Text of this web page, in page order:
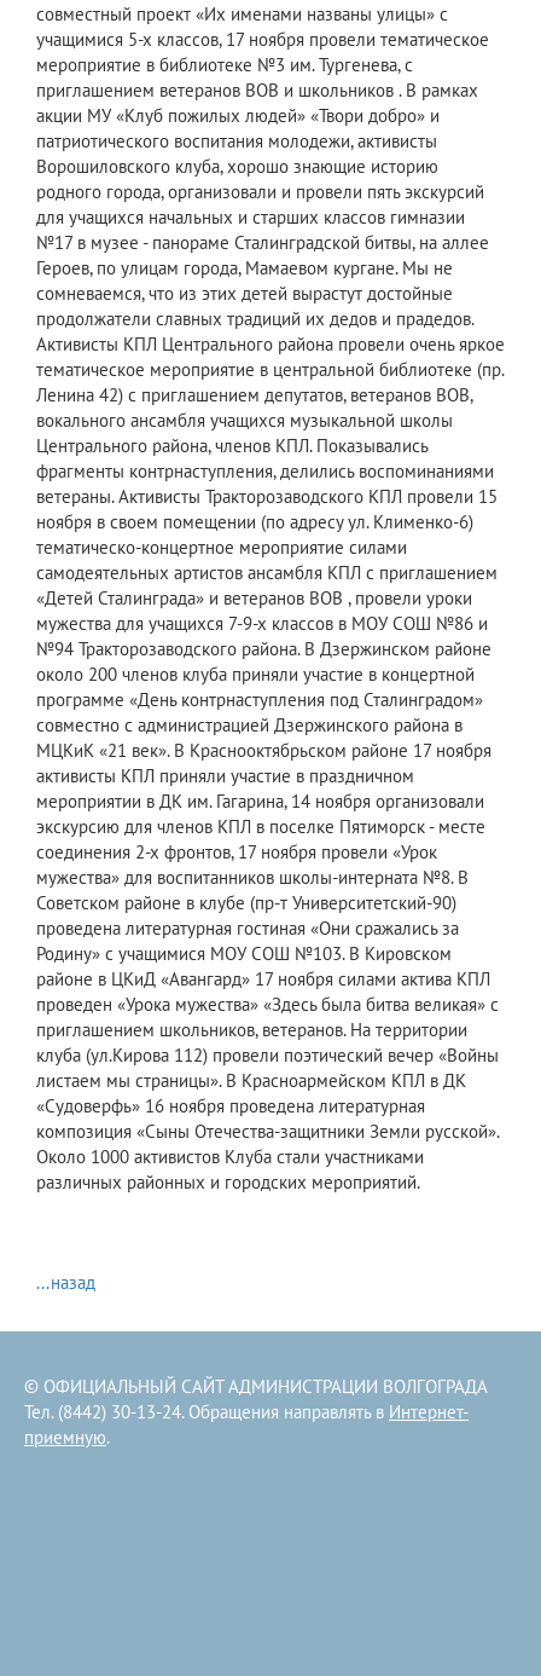
совместный проект «Их именами названы улицы» с
учащимися 5-х классов, 17 ноября провели тематическое
мероприятие в библиотеке №3 им. Тургенева, с
приглашением ветеранов ВОВ и школьников . В рамках
акции МУ «Клуб пожилых людей» «Твори добро» и
патриотического воспитания молодежи, активисты
Ворошиловского клуба, хорошо знающие историю
родного города, организовали и провели пять экскурсий
для учащихся начальных и старших классов гимназии
№17 в музее - панораме Сталинградской битвы, на аллее
Героев, по улицам города, Мамаевом кургане. Мы не
сомневаемся, что из этих детей вырастут достойные
продолжатели славных традиций их дедов и прадедов.
Активисты КПЛ Центрального района провели очень яркое
тематическое мероприятие в центральной библиотеке (пр.
Ленина 42) с приглашением депутатов, ветеранов ВОВ,
вокального ансамбля учащихся музыкальной школы
Центрального района, членов КПЛ. Показывались
фрагменты контрнаступления, делились воспоминаниями
ветераны. Активисты Тракторозаводского КПЛ провели 15
ноября в своем помещении (по адресу ул. Клименко-6)
тематическо-концертное мероприятие силами
самодеятельных артистов ансамбля КПЛ с приглашением
«Детей Сталинграда» и ветеранов ВОВ , провели уроки
мужества для учащихся 7-9-х классов в МОУ СОШ №86 и
№94 Тракторозаводского района. В Дзержинском районе
около 200 членов клуба приняли участие в концертной
программе «День контрнаступления под Сталинградом»
совместно с администрацией Дзержинского района в
МЦКиК «21 век». В Краснооктябрьском районе 17 ноября
активисты КПЛ приняли участие в праздничном
мероприятии в ДК им. Гагарина, 14 ноября организовали
экскурсию для членов КПЛ в поселке Пятиморск - месте
соединения 2-х фронтов, 17 ноября провели «Урок
мужества» для воспитанников школы-интерната №8. В
Советском районе в клубе (пр-т Университетский-90)
проведена литературная гостиная «Они сражались за
Родину» с учащимися МОУ СОШ №103. В Кировском
районе в ЦКиД «Авангард» 17 ноября силами актива КПЛ
проведен «Урока мужества» «Здесь была битва великая» с
приглашением школьников, ветеранов. На территории
клуба (ул.Кирова 112) провели поэтический вечер «Войны
листаем мы страницы». В Красноармейском КПЛ в ДК
«Судоверфь» 16 ноября проведена литературная
композиция «Сыны Отечества-защитники Земли русской».
Около 1000 активистов Клуба стали участниками
различных районных и городских мероприятий.
...назад
© ОФИЦИАЛЬНЫЙ САЙТ АДМИНИСТРАЦИИ ВОЛГОГРАДА
Тел. (8442) 30-13-24. Обращения направлять в Интернет-
приемную.